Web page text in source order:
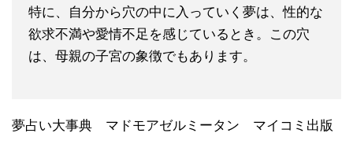
特に、自分から穴の中に入っていく夢は、性的な
欲求不満や愛情不足を感じているとき。この穴
は、母親の子宮の象徴でもあります。
夢占い大事典 マドモアゼルミータン マイコミ出版